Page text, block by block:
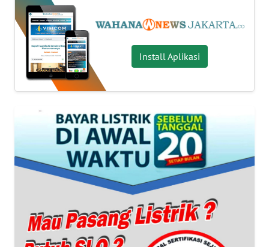
Install Aplikasi
INFO
IKLAN
TENTANG
KAMI
PEDOMAN
REDAKSI
DISCLAIMER